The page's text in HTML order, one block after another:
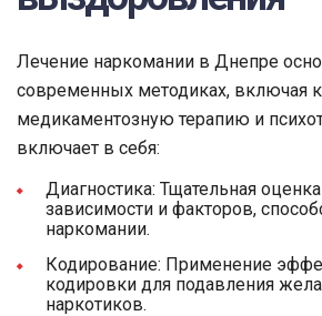
Лечение наркомании в Днепре
современных методиках, включая
медикаментозную терапию и
включает в себя:
Диагностика: Тщательная
зависимости и факторов,
наркомании.
Кодирование: Применение
кодировки для подавления
наркотиков.